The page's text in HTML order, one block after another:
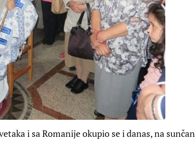
i sa Romanije okupio se i danas, na sunčan